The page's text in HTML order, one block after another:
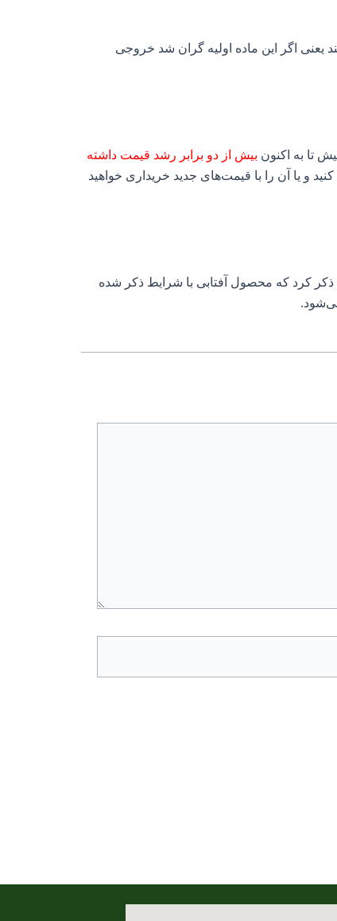
یعنی اگر این ماده اولیه گران شد خروجی
تا به اکنون بیش از دو برابر رشد قیمت داشته
و یا آن را با قیمت‌های جدید خریداری خواهید
کرد که محصول آفتابی با شرایط ذکر شده